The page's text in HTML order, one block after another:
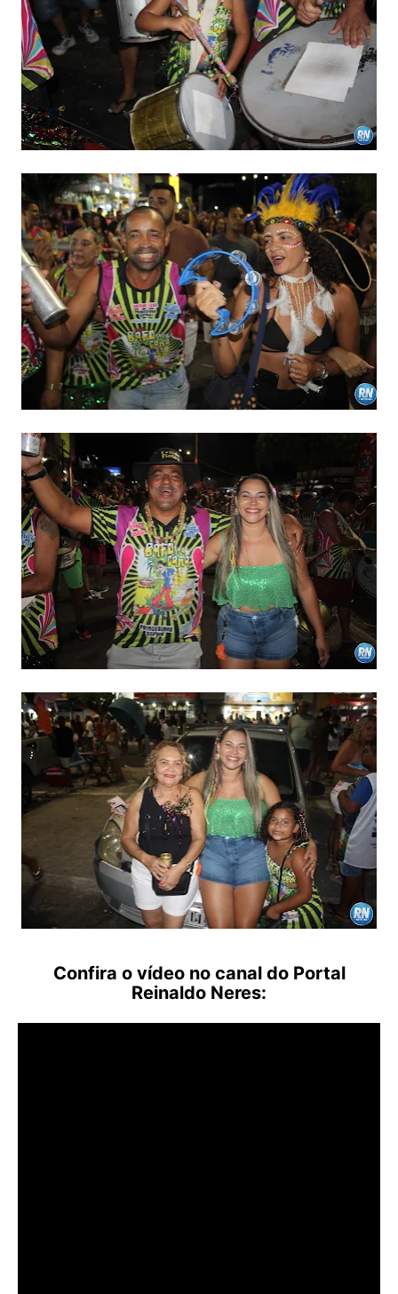
Confira o vídeo no canal do Portal
Reinaldo Neres: